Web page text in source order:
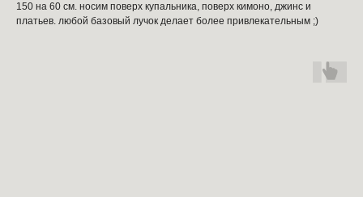
150 на 60 см. носим поверх купальника, поверх кимоно, джинс и
платьев. любой базовый лучок делает более привлекательным ;)